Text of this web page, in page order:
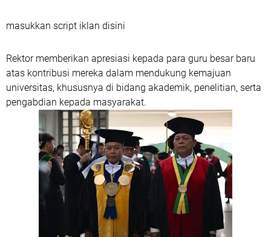
masukkan script iklan disini
Rektor memberikan apresiasi kepada para guru besar baru
atas kontribusi mereka dalam mendukung kemajuan
universitas, khususnya di bidang akademik, penelitian, serta
pengabdian kepada masyarakat.